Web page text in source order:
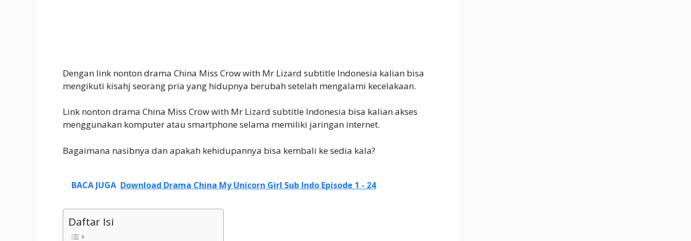
Dengan link nonton drama China Miss Crow with Mr Lizard subtitle Indonesia kalian bisa
mengikuti kisahj seorang pria yang hidupnya berubah setelah mengalami kecelakaan.
Link nonton drama China Miss Crow with Mr Lizard subtitle Indonesia bisa kalian akses
menggunakan komputer atau smartphone selama memiliki jaringan internet.
Bagaimana nasibnya dan apakah kehidupannya bisa kembali ke sedia kala?
BACA JUGA Download Drama China My Unicorn Girl Sub Indo Episode 1 - 24
Daftar Isi